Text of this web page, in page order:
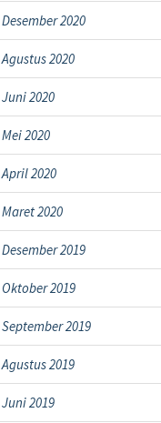
Desember 2020
Agustus 2020
Juni 2020
Mei 2020
April 2020
Maret 2020
Desember 2019
Oktober 2019
September 2019
Agustus 2019
Juni 2019